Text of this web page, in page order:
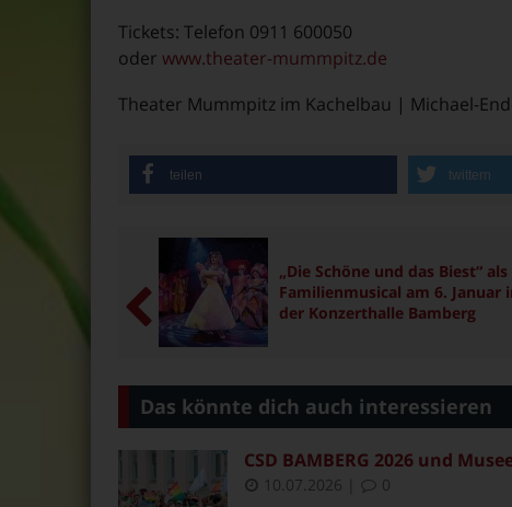
Tickets: Telefon 0911 600050
oder www.theater-mummpitz.de
Theater Mummpitz im Kachelbau | Michael-
teilen twittern
„Die Schöne und das Biest“ als
Familienmusical am 6. Januar
der Konzerthalle Bamberg
Das könnte dich auch interessieren
CSD BAMBERG 2026 und
10.07.2026 0